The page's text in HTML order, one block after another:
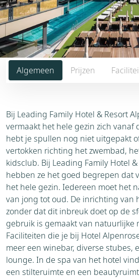
Algemeen Prijzen
Bij Leading Family Hotel & Resort
vermaakt het hele gezin zich vanaf
hebt je spullen nog niet uitgepakt
vertokken richting het zwembad,
kidsclub. Bij Leading Family Hotel
hebben ze het goed begrepen dat
het hele gezin. Iedereen moet het
van jong tot oud. De inrichting van
zonder dat dit inbreuk doet op de
gebruik is gemaakt van natuurlijke
Faciliteiten die je bij Hotel
meer een winebar, diverse stubes,
lounge. In de spa van het hotel
een stilteruimte en een